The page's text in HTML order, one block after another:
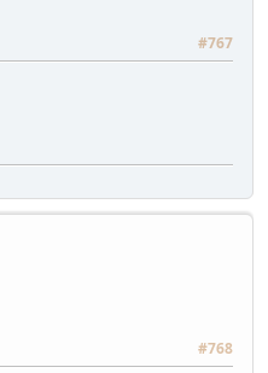
#767
#768